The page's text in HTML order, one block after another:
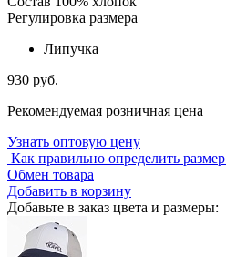
Регулировка размера
Липучка
930 руб.
Рекомендуемая розничная цена
Узнать оптовую цену
Как правильно определить размер
Обмен товара
Добавить в корзину
Добавьте в заказ цвета и размеры: